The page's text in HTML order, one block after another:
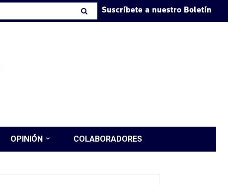
Suscríbete a nuestro Boletín
OPINIÓN COLABORADORES